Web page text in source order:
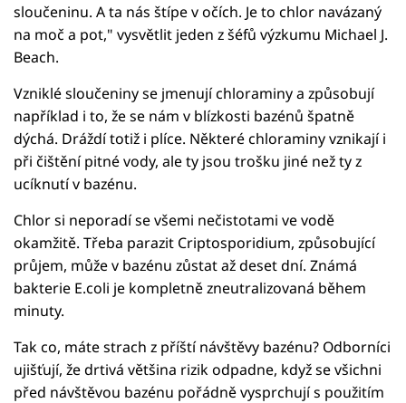
sloučeninu. A ta nás štípe v očích. Je to chlor navázaný
na moč a pot," vysvětlit jeden z šéfů výzkumu Michael J.
Beach.
Vzniklé sloučeniny se jmenují chloraminy a způsobují
například i to, že se nám v blízkosti bazénů špatně
dýchá. Dráždí totiž i plíce. Některé chloraminy vznikají i
při čištění pitné vody, ale ty jsou trošku jiné než ty z
ucíknutí v bazénu.
Chlor si neporadí se všemi nečistotami ve vodě
okamžitě. Třeba parazit Criptosporidium, způsobující
průjem, může v bazénu zůstat až deset dní. Známá
bakterie E.coli je kompletně zneutralizovaná během
minuty.
Tak co, máte strach z příští návštěvy bazénu? Odborníci
ujišťují, že drtivá většina rizik odpadne, když se všichni
před návštěvou bazénu pořádně vysprchují s použitím